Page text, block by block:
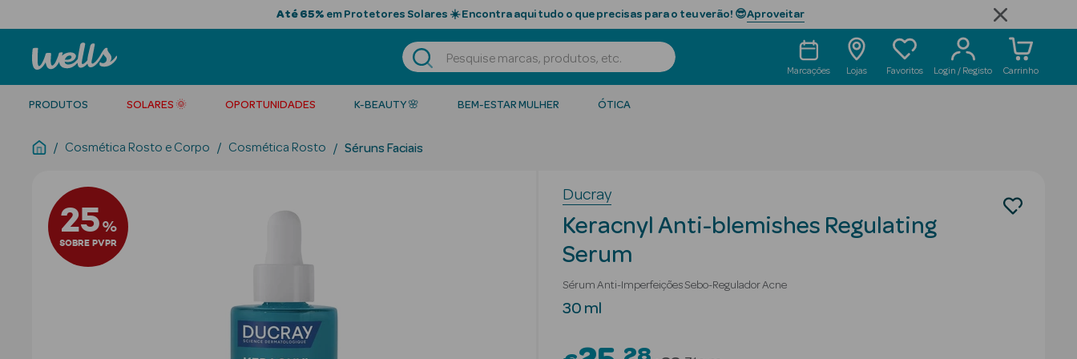
Até 65% em Protetores Solares ☀️ Encontra aqui tudo o que precisas para o teu verão! 😎Aproveitar
Marcações Lojas Favoritos Login / Registo Carrinho
PRODUTOS SOLARES 🌞 OPORTUNIDADES K-BEAUTY 🌸 BEM-ESTAR MULHER ÓTICA
Cosmética Rosto e Corpo Cosmética Rosto Séruns Faciais
25%
SOBRE PVPR
Ducray
Keracnyl Anti-blemishes Regulating
Serum
Sérum Anti-Imperfeições Sebo-Regulador Acne
30 ml